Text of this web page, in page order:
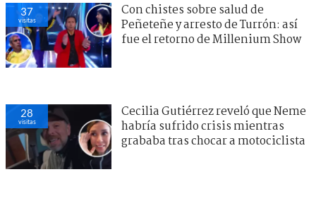
37
visitas
Con chistes sobre salud de
Peñeteñe y arresto de Turrón: así
fue el retorno de Millenium Show
28
visitas
Cecilia Gutiérrez reveló que Neme
habría sufrido crisis mientras
grababa tras chocar a motociclista